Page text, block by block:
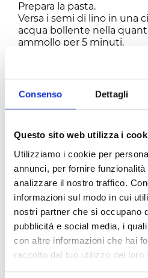
Consenso Dettagli
Questo sito web utilizza i
Utilizziamo i cookie per
annunci, per fornire
analizzare il nostro traffico.
informazioni sul modo in cui
nostri partner che si occupano
pubblicità e social media, i
con altre informazioni che hai
raccolto dal tuo utilizzo dei loro
Prepara la pasta.
Versa i semi di lino in una
acqua bollente nella
ammollo per 5 minuti.
Frulla con il minipimer i
gelatinoso. Versa 150 g di
terrina, aggiungi un
di semi di lino. Amalgama
una palla di impasto,
alimenti e lascia riposare
Spolvera un piano di
avanzata e dividi in 6 pezzi
Passa l'impasto nella
ad arrivare alla posizione 5
macchina tira la pasta con
mm di spessore). Rifila i
ottenuta con una rotella
strisce di pasta dei
cm. Premi il centro dei